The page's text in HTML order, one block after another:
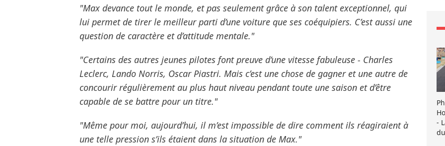
"Max devance tout le monde, et pas seulement grâce à son talent exceptionnel, qui
lui permet de tirer le meilleur parti d’une voiture que ses coéquipiers. C’est aussi une
question de caractère et d’attitude mentale."
"Certains des autres jeunes pilotes font preuve d’une vitesse fabuleuse - Charles
Leclerc, Lando Norris, Oscar Piastri. Mais c’est une chose de gagner et une autre de
concourir régulièrement au plus haut niveau pendant toute une saison et d’être
capable de se battre pour un titre."
"Même pour moi, aujourd’hui, il m’est impossible de dire comment ils réagiraient à
une telle pression s’ils étaient dans la situation de Max."
-